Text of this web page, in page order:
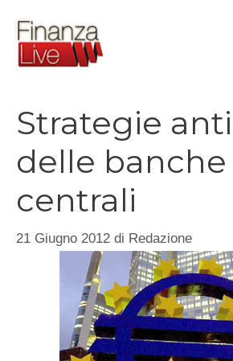
contenuto
Strategie
delle banche
centrali
21 Giugno 2012 di Redazione